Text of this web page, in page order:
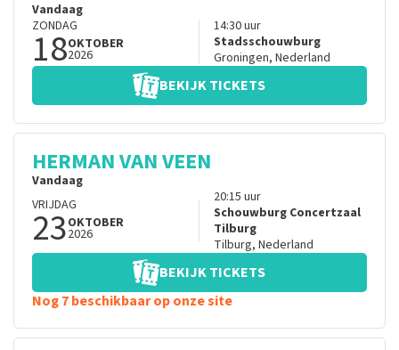
Vandaag
ZONDAG
18OKTOBER
2026
14:30uur
Stadsschouwburg
Groningen, Nederland
BEKIJK TICKETS
HERMAN VAN VEEN
Vandaag
VRIJDAG
23OKTOBER
2026
20:15 uur
Schouwburg Concertzaal
Tilburg
Tilburg, Nederland
BEKIJK TICKETS
Nog 7 beschikbaar op onze site